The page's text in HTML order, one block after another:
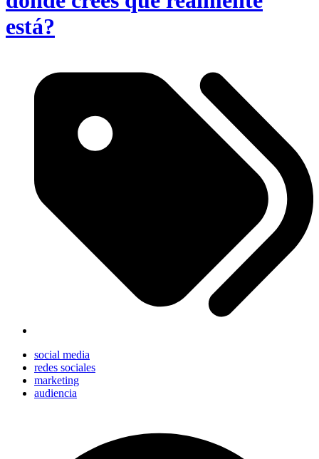
está?
social media
redes sociales
marketing
audiencia